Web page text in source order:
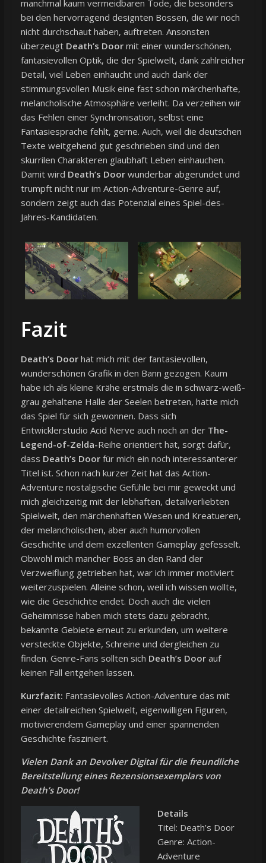
manchmal kaum vermeidbaren Tode, die besonders
bei den hervorragend designten Bossen, die wir noch
nicht durchschaut haben, auftreten. Ansonsten
überzeugt Death’s Doormit einer wunderschönen,
fantasievollen Optik, die der Spielwelt, dank zahlreicher
Detail, viel Leben einhaucht und auch dank der
stimmungsvollen Musik eine fast schon märchenhafte,
melancholische Atmosphäre verleiht. Da verzeihen wir
das Fehlen einer Synchronisation, selbst eine
Fantasiesprache fehlt, gerne. Auch, weil die deutschen
Texte weitgehend gut geschrieben sind und den
skurrilen Charakteren glaubhaft Leben einhauchen.
Damit wird Death’s Doorwunderbar abgerundet und
trumpft nicht nur im Action-Adventure-Genre auf,
sondern zeigt auch das Potenzial eines Spiel-des-
Jahres-Kandidaten.
Fazit
Death’s Doorhat mich mit der fantasievollen,
wunderschönen Grafik in den Bann gezogen. Kaum
habe ich als kleine Krähe erstmals die in schwarz-weiß-
grau gehaltene Halle der Seelen betreten, hatte mich
das Spiel für sich gewonnen. Dass sich
Entwicklerstudio Acid Nerve auch noch an der The-
Legend-of-Zelda-Reihe orientiert hat, sorgt dafür,
dass Death’s Doorfür mich ein noch interessanterer
Titel ist. Schon nach kurzer Zeit hat das Action-
Adventure nostalgische Gefühle bei mir geweckt und
mich gleichzeitig mit der lebhaften, detailverliebten
Spielwelt, den märchenhaften Wesen und Kreatueren,
der melancholischen, aber auch humorvollen
Geschichte und dem exzellenten Gameplay gefesselt.
Obwohl mich mancher Boss an den Rand der
Verzweiflung getrieben hat, war ich immer motiviert
weiterzuspielen. Alleine schon, weil ich wissen wollte,
wie die Geschichte endet. Doch auch die vielen
Geheimnisse haben mich stets dazu gebracht,
bekannte Gebiete erneut zu erkunden, um weitere
versteckte Objekte, Schreine und dergleichen zu
finden. Genre-Fans sollten sich Death’s Doorauf
keinen Fall entgehen lassen.
Kurzfazit: Fantasievolles Action-Adventure das mit
einer detailreichen Spielwelt, eigenwilligen Figuren,
motivierendem Gameplay und einer spannenden
Geschichte fasziniert.
Vielen Dank an Devolver Digital für die freundliche
Bereitstellung eines Rezensionsexemplars von
Death’s Door!
Details
Titel: Death’s Door
Genre: Action-
Adventure